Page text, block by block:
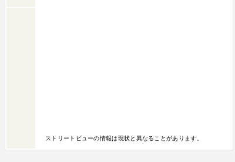
ストリートビューの情報は現状と異なることがあります。